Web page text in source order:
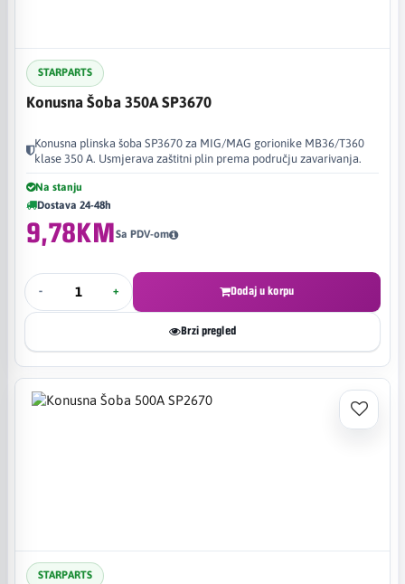
STARPARTS
Konusna Šoba 350A SP3670
Konusna plinska šoba SP3670 za MIG/MAG gorionike MB36/T360
klase 350 A. Usmjerava zaštitni plin prema području zavarivanja.
Na stanju
Dostava 24-48h
9,78KMSa PDV-om
- + Dodaj u korpu
Brzi pregled
STARPARTS